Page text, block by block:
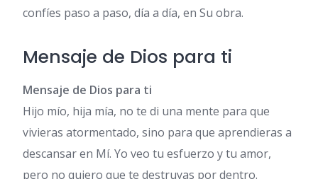
confíes paso a paso, día a día, en Su obra.
Mensaje de Dios para ti
Mensaje de Dios para ti
Hijo mío, hija mía, no te di una mente para que
vivieras atormentado, sino para que aprendieras a
descansar en Mí. Yo veo tu esfuerzo y tu amor,
pero no quiero que te destruyas por dentro.